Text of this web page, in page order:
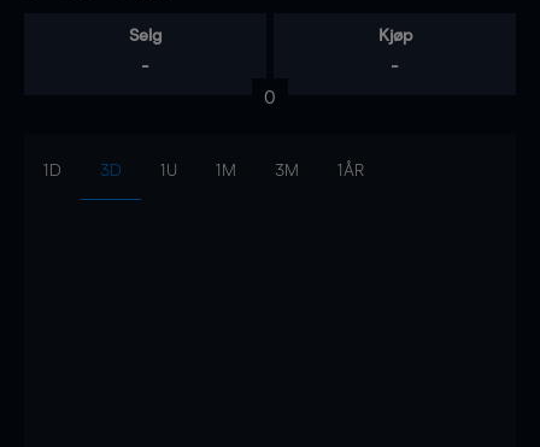
Selg
-
Kjøp
-
0
1D 3D 1U 1M 3M 1ÅR